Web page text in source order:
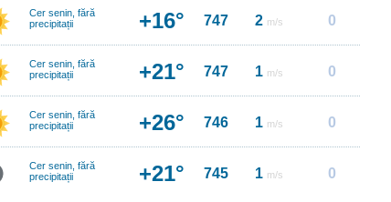
Cer senin, fără
precipitații
+16° 747 2 m/s 0
Cer senin, fără
precipitații
+21° 747 1 m/s 0
Cer senin, fără
precipitații
+26° 746 1 m/s 0
Cer senin, fără
precipitații
+21° 745 1 m/s 0